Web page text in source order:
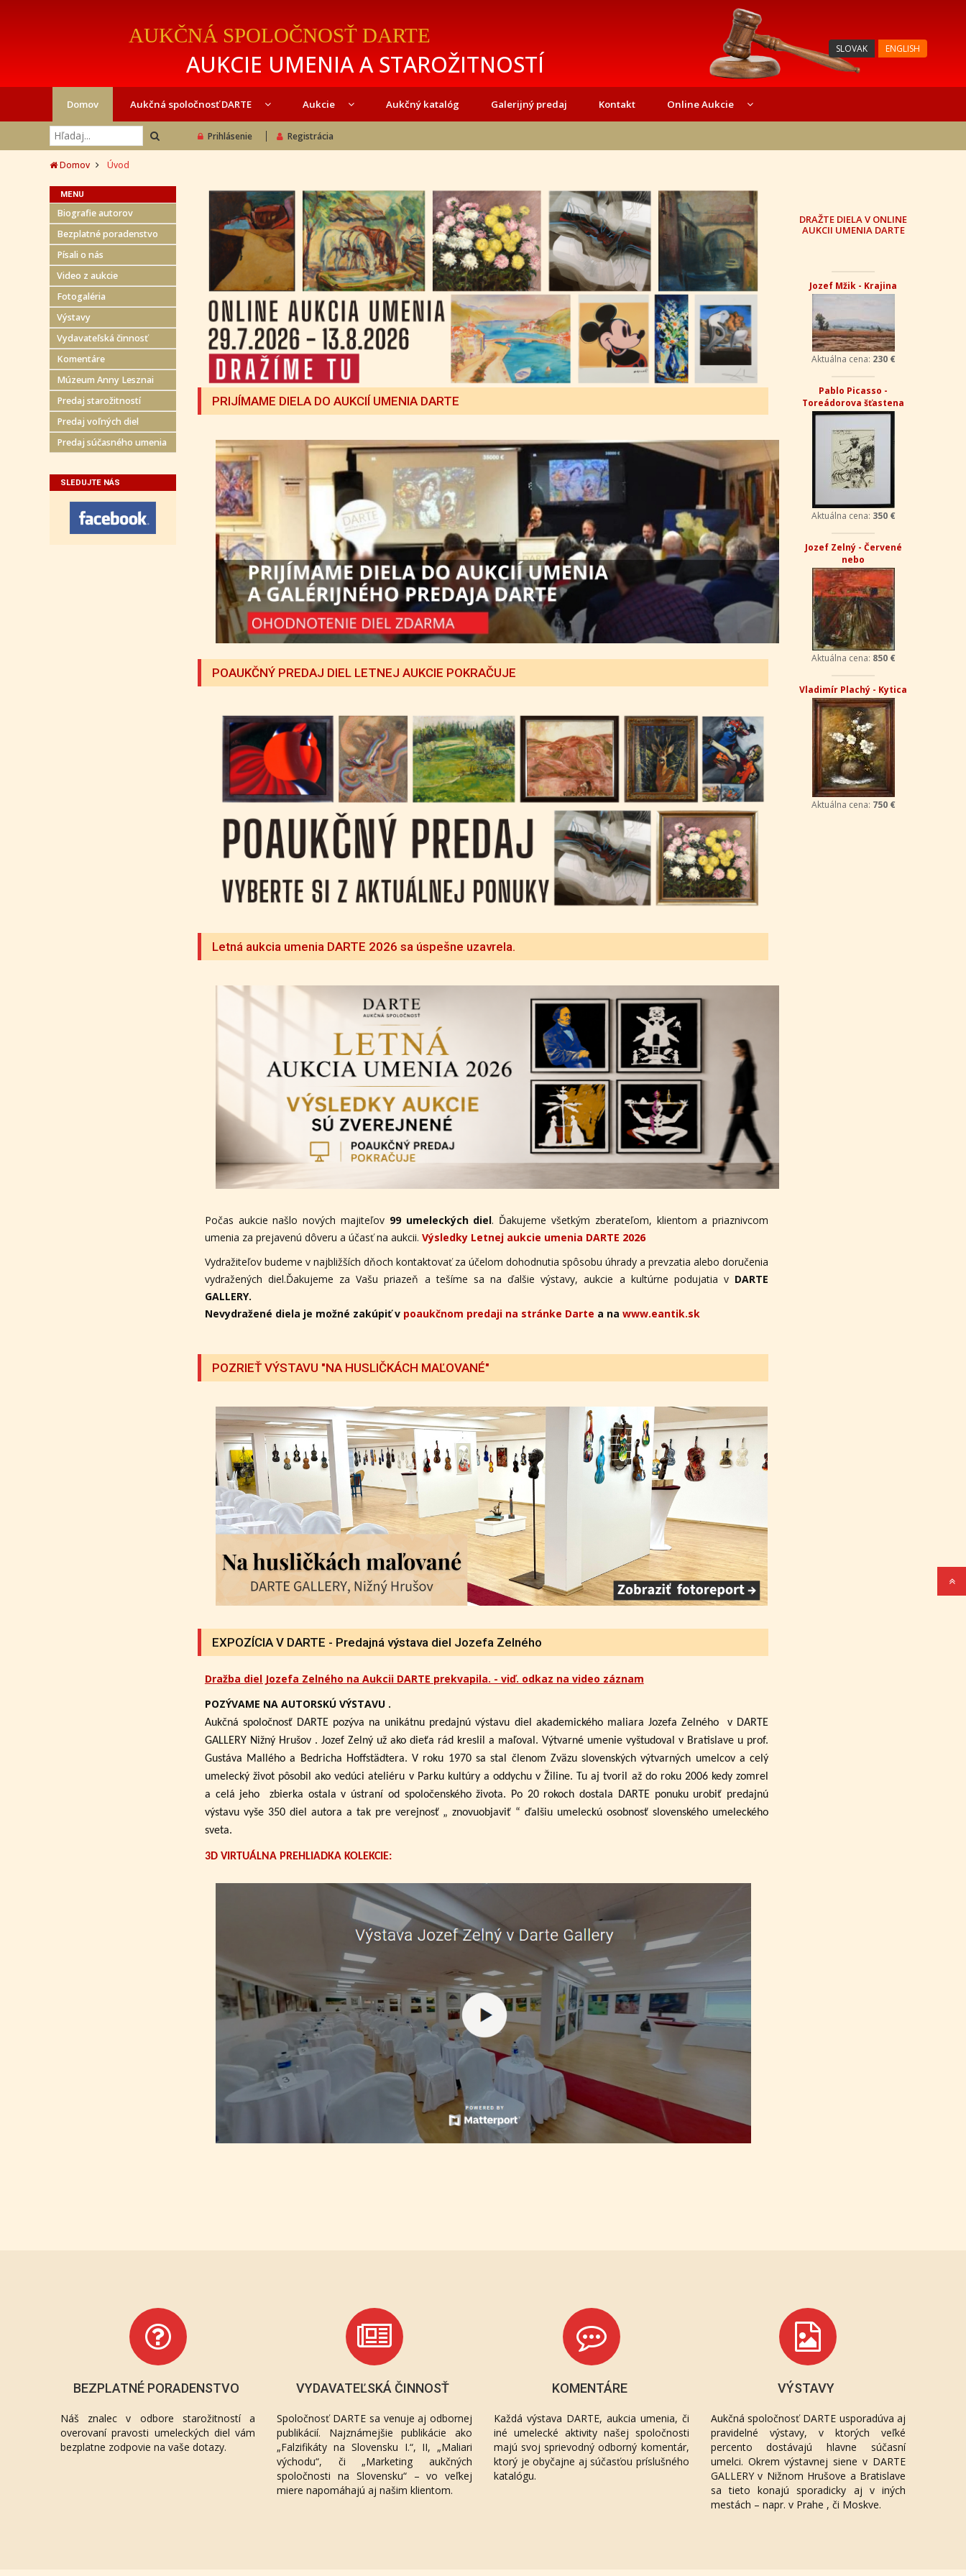
AUKČNÁ SPOLOČNOSŤ DARTE
AUKCIE UMENIA A STAROŽITNOSTÍ
SLOVAK ENGLISH
Domov Aukčná spoločnosť DARTE Aukcie Aukčný katalóg Galerijný predaj Kontakt Online Aukcie
Prihlásenie Registrácia
Domov Úvod
MENU
Biografie autorov
Bezplatné poradenstvo
Písali o nás
Video z aukcie
Fotogaléria
Výstavy
Vydavateľská činnosť
Komentáre
Múzeum Anny Lesznai
Predaj starožitností
Predaj voľných diel
Predaj súčasného umenia
SLEDUJTE NÁS
PRIJÍMAME DIELA DO AUKCIÍ UMENIA DARTE
POAUKČNÝ PREDAJ DIEL LETNEJ AUKCIE POKRAČUJE
Letná aukcia umenia DARTE 2026 sa úspešne uzavrela.
Počas aukcie našlo nových majiteľov 99 umeleckých diel. Ďakujeme všetkým zberateľom, klientom a priaznivcom
umenia za prejavenú dôveru a účasť na aukcii. Výsledky Letnej aukcie umenia DARTE 2026
Vydražiteľov budeme v najbližších dňoch kontaktovať za účelom dohodnutia spôsobu úhrady a prevzatia alebo doručenia
vydražených diel.Ďakujeme za Vašu priazeň a tešíme sa na ďalšie výstavy, aukcie a kultúrne podujatia v DARTE
GALLERY.
Nevydražené diela je možné zakúpiť v poaukčnom predaji na stránke Darte a na www.eantik.sk
POZRIEŤ VÝSTAVU "NA HUSLIČKÁCH MAĽOVANÉ"
EXPOZÍCIA V DARTE - Predajná výstava diel Jozefa Zelného
Dražba diel Jozefa Zelného na Aukcii DARTE prekvapila. - viď. odkaz na video záznam
POZÝVAME NA AUTORSKÚ VÝSTAVU .
Aukčná spoločnosť DARTE pozýva na unikátnu predajnú výstavu diel akademického maliara Jozefa Zelného
v DARTE
GALLERY Nižný Hrušov . Jozef Zelný už ako dieťa rád kreslil a maľoval. Výtvarné umenie vyštudoval v Bratislave u prof.
Gustáva Mallého a Bedricha Hoffstädtera. V roku 1970 sa stal členom Zväzu slovenských výtvarných umelcov a celý
umelecký život pôsobil ako vedúci ateliéru v Parku kultúry a oddychu v Žiline. Tu aj tvoril až do roku 2006 kedy zomrel
a celá jeho zbierka ostala v ústraní od spoločenského života. Po 20 rokoch dostala DARTE ponuku urobiť predajnú
výstavu vyše 350 diel autora a tak pre verejnosť „ znovuobjaviť “ ďalšiu umeleckú osobnosť slovenského umeleckého
sveta.
3D VIRTUÁLNA PREHLIADKA KOLEKCIE:
DRAŽTE DIELA V ONLINE
AUKCII UMENIA DARTE
Jozef Mžik - Krajina
Aktuálna cena: 230 €
Pablo Picasso -
Toreádorova šťastena
Aktuálna cena: 350 €
Jozef Zelný - Červené
nebo
Aktuálna cena: 850 €
Vladimír Plachý - Kytica
Aktuálna cena: 750 €
BEZPLATNÉ PORADENSTVO
Náš znalec v odbore starožitností a
overovaní pravosti umeleckých diel vám
bezplatne zodpovie na vaše dotazy.
VYDAVATEĽSKÁ ČINNOSŤ
Spoločnosť DARTE sa venuje aj odbornej
publikácií. Najznámejšie publikácie ako
„Falzifikáty na Slovensku I.“, II, „Maliari
východu“, či „Marketing aukčných
spoločnosti na Slovensku“ – vo veľkej
miere napomáhajú aj našim klientom.
KOMENTÁRE
Každá výstava DARTE, aukcia umenia, či
iné umelecké aktivity našej spoločnosti
majú svoj sprievodný odborný komentár,
ktorý je obyčajne aj súčasťou príslušného
katalógu.
VÝSTAVY
Aukčná spoločnosť DARTE usporadúva aj
pravidelné výstavy, v ktorých veľké
percento dostávajú hlavne súčasní
umelci. Okrem výstavnej siene v DARTE
GALLERY v Nižnom Hrušove a Bratislave
sa tieto konajú sporadicky aj v iných
mestách – napr. v Prahe , či Moskve.